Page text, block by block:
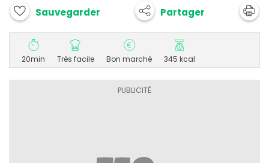
Sauvegarder Partager
20min Très facile Bon marché 345 kcal